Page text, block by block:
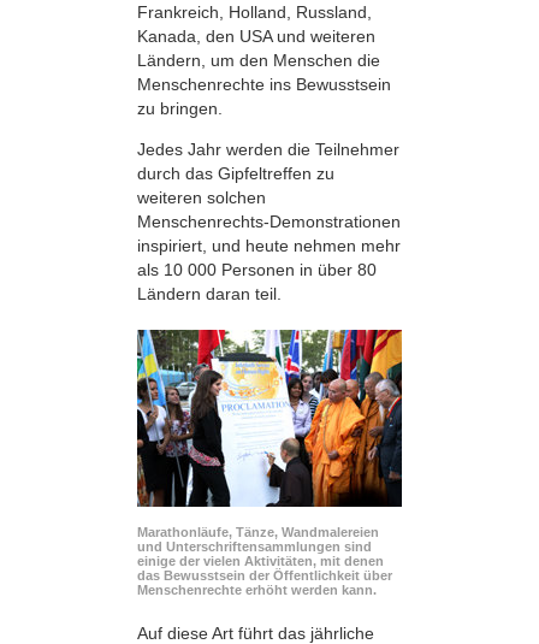
Frankreich, Holland, Russland,
Kanada, den USA und weiteren
Ländern, um den Menschen die
Menschenrechte ins Bewusstsein
zu bringen.
Jedes Jahr werden die Teilnehmer
durch das Gipfeltreffen zu
weiteren solchen
Menschenrechts-Demonstrationen
inspiriert, und heute nehmen mehr
als 10 000 Personen in über 80
Ländern daran teil.
Marathonläufe, Tänze, Wandmalereien
und Unterschriftensammlungen sind
einige der vielen Aktivitäten, mit denen
das Bewusstsein der Öffentlichkeit über
Menschenrechte erhöht werden kann.
Auf diese Art führt das jährliche